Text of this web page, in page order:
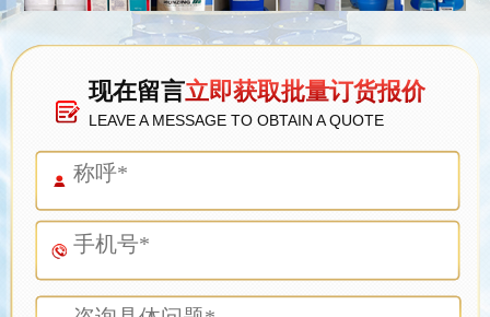
现在留言立即获取批量订货报价
LEAVE A MESSAGE TO OBTAIN A QUOTE